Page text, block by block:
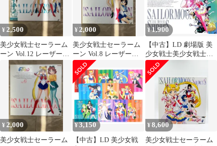
¥ 2,500
美少女戦士セーラーム
ーン Vol.12 レーザーデ
ィスク
¥ 2,000
美少女戦士セーラーム
ーン Vol.8 レーザーデ
ィスク
¥1,900
【中古】LD 劇場版 美
少女戦士美少女戦士セ
ーラームーン SuperS -
セーラー9戦士集結!ブ
ラック・ドリーム・ホ
ールの奇跡
¥ 2,000
美少女戦士セーラーム
¥3,150
【中古】LD 美少女戦
¥8,600
美少女戦士セーラーム